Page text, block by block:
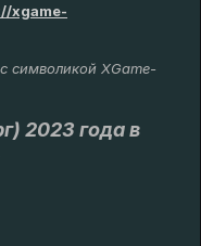
xgame-
символикой XGame-
2023 года в